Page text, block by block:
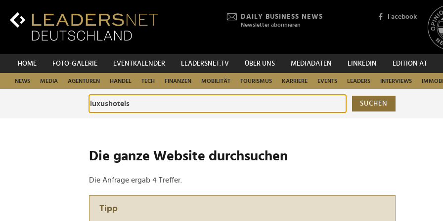
Inhalt
DAILY BUSINESS NEWS
Newsletter abonnieren
Facebook
HOME FOTO-GALERIE EVENTKALENDER LEADERSNET.TV ÜBER UNS MEDIADATEN LINKEDIN EDITION AT
NEWS MEDIA AGENTUREN HANDEL TECH FINANZEN MOBILITÄT TOURISMUS KARRIERE EVENTS LEADERS INTERVIEWS
SUCHEN
Die ganze Website durchsuchen
Die Anfrage ergab 4 Treffer.
Tipp